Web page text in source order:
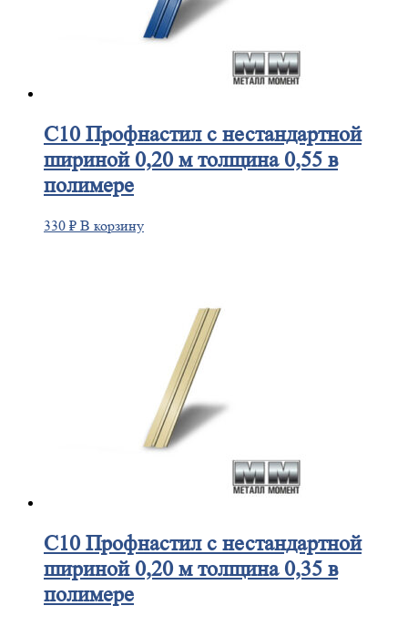
С10Профнастил с нестандартной
шириной 0,20 м толщина 0,55 в
полимере
330 ₽ В корзину
С10Профнастил с нестандартной
шириной 0,20 м толщина 0,35 в
полимере